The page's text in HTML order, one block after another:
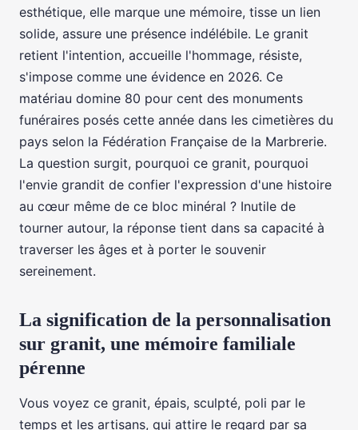
esthétique, elle marque une mémoire, tisse un lien
solide, assure une présence indélébile. Le granit
retient l'intention, accueille l'hommage, résiste,
s'impose comme une évidence en 2026. Ce
matériau domine 80 pour cent des monuments
funéraires posés cette année dans les cimetières du
pays selon la Fédération Française de la Marbrerie.
La question surgit, pourquoi ce granit, pourquoi
l'envie grandit de confier l'expression d'une histoire
au cœur même de ce bloc minéral ? Inutile de
tourner autour, la réponse tient dans sa capacité à
traverser les âges et à porter le souvenir
sereinement.
La signification de la personnalisation
sur granit, une mémoire familiale
pérenne
Vous voyez ce granit, épais, sculpté, poli par le
temps et les artisans, qui attire le regard par sa